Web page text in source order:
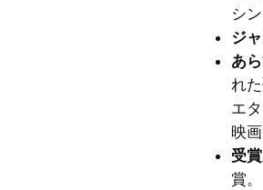
シ
ジ
あ
れ
エ
映
受
賞。